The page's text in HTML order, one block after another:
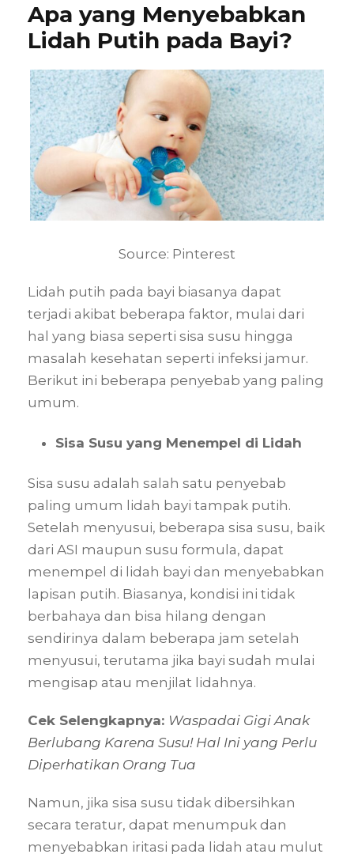
Apa yang Menyebabkan
Lidah Putih pada Bayi?
Source: Pinterest
Lidah putih pada bayi biasanya dapat
terjadi akibat beberapa faktor, mulai dari
hal yang biasa seperti sisa susu hingga
masalah kesehatan seperti infeksi jamur.
Berikut ini beberapa penyebab yang paling
umum.
Sisa Susu yang Menempel di Lidah
Sisa susu adalah salah satu penyebab
paling umum lidah bayi tampak putih.
Setelah menyusui, beberapa sisa susu, baik
dari ASI maupun susu formula, dapat
menempel di lidah bayi dan menyebabkan
lapisan putih. Biasanya, kondisi ini tidak
berbahaya dan bisa hilang dengan
sendirinya dalam beberapa jam setelah
menyusui, terutama jika bayi sudah mulai
mengisap atau menjilat lidahnya.
Cek Selengkapnya: Waspadai Gigi Anak
Berlubang Karena Susu! Hal Ini yang Perlu
Diperhatikan Orang Tua
Namun, jika sisa susu tidak dibersihkan
secara teratur, dapat menumpuk dan
menyebabkan iritasi pada lidah atau mulut